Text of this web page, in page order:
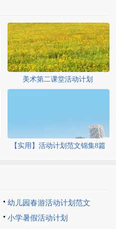
美术第二课堂活动计划
【实用】活动计划范文锦集8篇
幼儿园春游活动计划范文
小学暑假活动计划